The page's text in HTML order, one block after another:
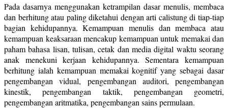
Pada dasarnya menggunakan ketrampilan dasar menulis, membaca
dan berhitung atau paling diketahui dengan arti calistung di tiap-tiap
bagian kehidupannya. Kemampuan menulis dan membaca atau
kemampuan keaksaraan mencakup kemampuan untuk memakai dan
paham bahasa lisan, tulisan, cetak dan media digital waktu seorang
anak menekuni kerjaan kehidupannya. Sementara kemampuan
berhitung ialah kemampuan memakai kognitif yang sebagai dasar
pengembangan vidual, pengembangan auditori, pengembangan
kinestik, pengembangan taktik, pengembangan geometri,
pengembangan aritmatika, pengembangan sains permulaan.